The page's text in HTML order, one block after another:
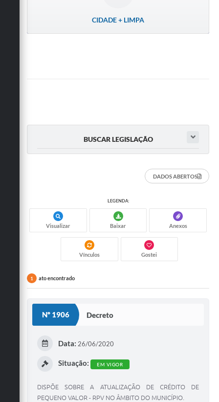
CIDADE + LIMPA
BUSCAR LEGISLAÇÃO
DADOS ABERTOS
LEGENDA:
Visualizar Baixar Anexos
Vínculos Gostei
1 ato encontrado
Nº 1906 Decreto
Data: 26/06/2020
Situação: EM VIGOR
DISPÕE SOBRE A ATUALIZAÇÃO DE CRÉDITO DE
PEQUENO VALOR - RPV NO ÂMBITO DO MUNICÍPIO.